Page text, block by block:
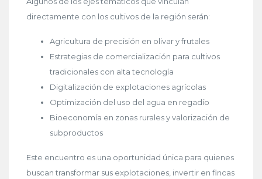
directamente con los cultivos de la región serán:
Agricultura de precisión en olivar y frutales
Estrategias de comercialización para cultivos
tradicionales con alta tecnología
Digitalización de explotaciones agrícolas
Optimización del uso del agua en regadío
Bioeconomía en zonas rurales y valorización de
subproductos
Este encuentro es una oportunidad única para quienes
buscan transformar sus explotaciones, invertir en fincas